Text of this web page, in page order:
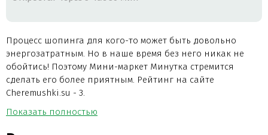
Процесс шопинга для кого-то может быть довольно
энергозатратным. Но в наше время без него никак не
обойтись! Поэтому Мини-маркет Минутка стремится
сделать его более приятным. Рейтинг на сайте
Cheremushki.su - 3.
Показать полностью